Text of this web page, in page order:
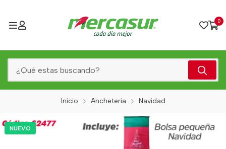
0
Inicio Ancheteria Navidad
NUEVO